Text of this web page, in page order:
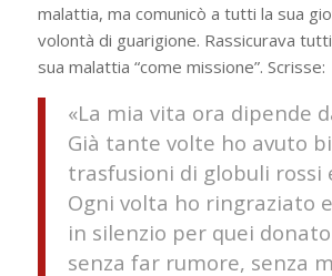
malattia, ma comunicò a tutti la sua
volontà di guarigione. Rassicurava
sua malattia “come missione”. Scrisse:
«La mia vita ora dipende
Già tante volte ho avuto
trasfusioni di globuli rossi
Ogni volta ho ringraziato
in silenzio per quei
senza far rumore, senza